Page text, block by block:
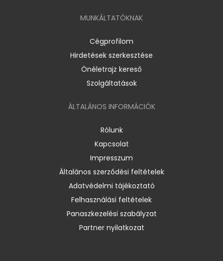
MUNKÁLTATÓKNAK
Cégprofilom
Hirdetések szerkesztése
Önéletrajz kereső
Szolgáltatások
ÁLTALÁNOS INFORMÁCIÓK
Rólunk
Kapcsolat
Impresszum
Általános szerződési feltételek
Adatvédelmi tájékoztató
Felhasználási feltételek
Panaszkezelési szabályzat
Partner nyilatkozat